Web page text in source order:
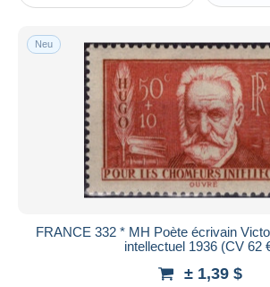
Europa
Frankreich
1900-1945
1931-1940
Ungebraucht
Laufende Angebote
Auktionen mit Geboten
Auktionen ohne Gebote
Auktionshäuser
Verkauft
Alle Laufzeiten
Neu
FRANCE 332 * MH Poète écrivain
intellectuel 1936 (CV 62
± 1,39 $